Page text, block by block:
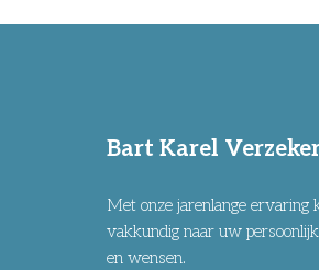
Bart Karel
Met onze jarenlange ervaring
vakkundig naar uw
en wensen.